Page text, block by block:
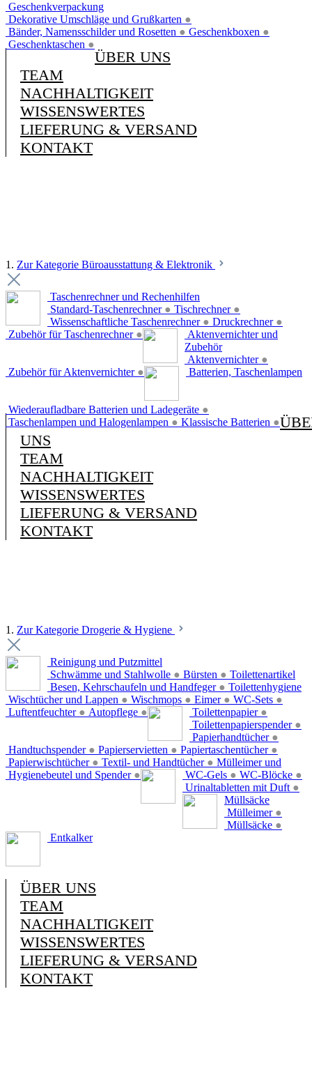
Geschenkverpackung
Dekorative Umschläge und Grußkarten ●
Bänder, Namensschilder und Rosetten ● Geschenkboxen ●
Geschenktaschen ●
ÜBER UNS
TEAM
NACHHALTIGKEIT
WISSENSWERTES
LIEFERUNG & VERSAND
KONTAKT
1. Zur Kategorie Büroausstattung & Elektronik
Taschenrechner und Rechenhilfen
Standard-Taschenrechner ● Tischrechner ●
Wissenschaftliche Taschenrechner ● Druckrechner ●
Zubehör für Taschenrechner ●
Aktenvernichter und
Zubehör
Aktenvernichter ●
Zubehör für Aktenvernichter ● Batterien, Taschenlampen
Wiederaufladbare Batterien und Ladegeräte ●
Taschenlampen und Halogenlampen ● Klassische Batterien ●
UNS
TEAM
NACHHALTIGKEIT
WISSENSWERTES
LIEFERUNG & VERSAND
KONTAKT
1. Zur Kategorie Drogerie & Hygiene
Reinigung und Putzmittel
Schwämme und Stahlwolle ● Bürsten ●
Besen, Kehrschaufeln und Handfeger ●
Wischtücher und Lappen ● Wischmops ● Eimer ● WC-Sets ●
Luftentfeuchter ● Autopflege ●
Toilettenartikel
Toilettenpapier ●
Toilettenpapierspender ●
Papierhandtücher ●
Handtuchspender ● Papierservietten ● Papiertaschentücher ●
Papierwischtücher ● Textil- und Handtücher ●
Hygienebeutel und Spender ●
Toilettenhygiene
WC-Gels ● WC-Blöcke ●
Urinaltabletten mit Duft ●
Mülleimer und
Müllsäcke
Mülleimer ●
Müllsäcke ●
Entkalker
ÜBER UNS
TEAM
NACHHALTIGKEIT
WISSENSWERTES
LIEFERUNG & VERSAND
KONTAKT